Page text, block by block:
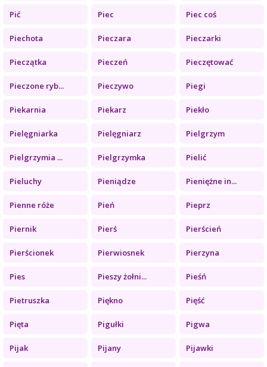
Pić Piec Piec coś
Piechota Pieczara Pieczarki
Pieczątka Pieczeń Pieczętować
Pieczone ryb... Pieczywo Piegi
Piekarnia Piekarz Piekło
Pielęgniarka Pielęgniarz Pielgrzym
Pielgrzymia ... Pielgrzymka Pielić
Pieluchy Pieniądze Pieniężne in...
Pienne róże Pień Pieprz
Piernik Pierś Pierścień
Pierścionek Pierwiosnek Pierzyna
Pies Pieszy żołni... Pieśń
Pietruszka Piękno Pięść
Pięta Pigułki Pigwa
Pijak Pijany Pijawki